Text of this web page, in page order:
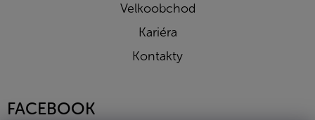
Velkoobchod
Kariéra
Kontakty
FACEBOOK